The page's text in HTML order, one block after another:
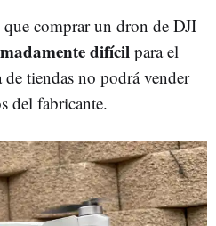
que comprar un dron de DJI
difícilpara el
tiendas no podrá vender
del fabricante.